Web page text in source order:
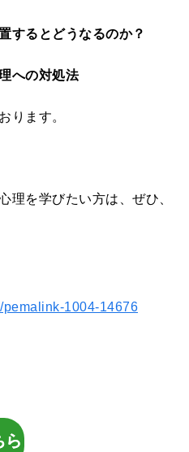
するとどうなるのか？
への対処法
ります。
理を学びたい方は、ぜひ、
1004-14676
ら